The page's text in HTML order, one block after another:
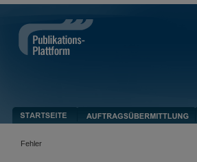
Fehler